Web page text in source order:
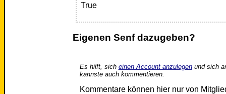
True
Eigenen Senf dazugeben?
Es hilft, sich einen Account anzulegenund sich
kannste auch kommentieren.
Kommentare können hier nur von